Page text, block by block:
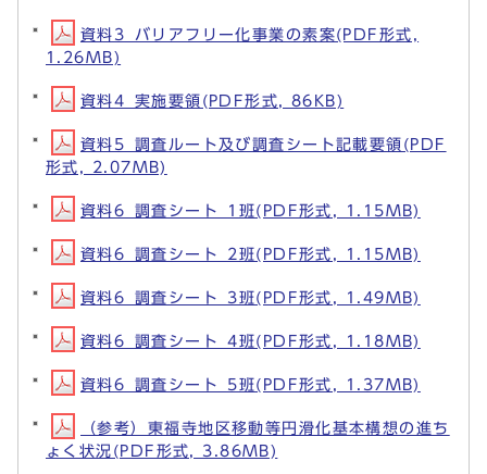
資料3_バリアフリー化事業の素案(PDF形式,
1.26MB)
資料4_実施要領(PDF形式, 86KB)
資料5_調査ルート及び調査シート記載要領(PDF
形式, 2.07MB)
資料6_調査シート_1班(PDF形式, 1.15MB)
資料6_調査シート_2班(PDF形式, 1.15MB)
資料6_調査シート_3班(PDF形式, 1.49MB)
資料6_調査シート_4班(PDF形式, 1.18MB)
資料6_調査シート_5班(PDF形式, 1.37MB)
（参考）東福寺地区移動等円滑化基本構想の進ち
ょく状況(PDF形式, 3.86MB)